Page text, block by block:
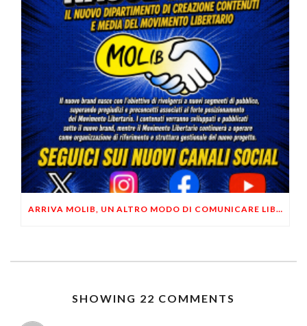
ARRIVA MOLIB, UN ALTRO MODO DI COMUNICARE LIBERTARIO
SHOWING 22 COMMENTS